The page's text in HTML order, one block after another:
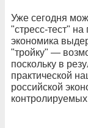
Уже сегодня
"стресс-тест"
экономика
"тройку" —
поскольку в
практической
российской